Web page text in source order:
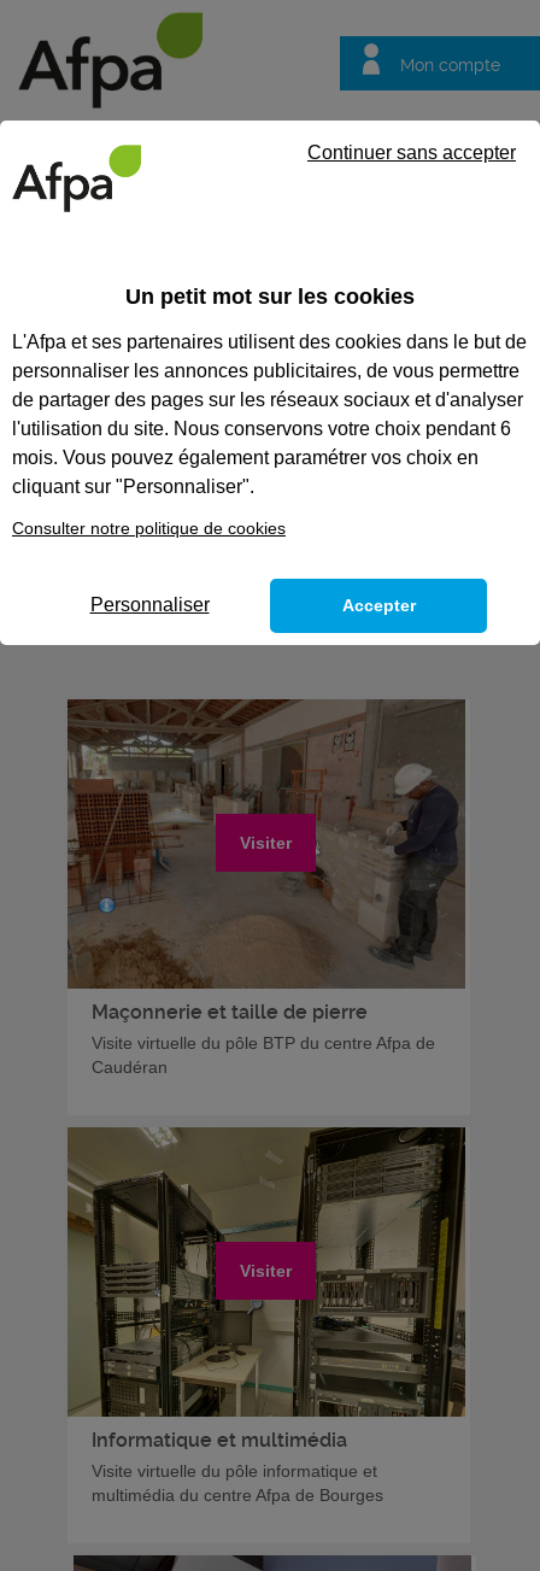
Mon compte
questions
VISITES VIRTUELLES
Recherchez une visite virtuelle
Tout supprimer
Visiter
Maçonnerie et taille de pierre
Visite virtuelle du pôle BTP du centre Afpa de
Caudéran
Visiter
Informatique et multimédia
Visite virtuelle du pôle informatique et
multimédia du centre Afpa de Bourges
Un petit mot sur les cookies
L'Afpa et ses partenaires utilisent des cookies dans le but de
personnaliser les annonces publicitaires, de vous permettre
de partager des pages sur les réseaux sociaux et d'analyser
l'utilisation du site. Nous conservons votre choix pendant 6
mois. Vous pouvez également paramétrer vos choix en
cliquant sur "Personnaliser".
Consulter notre politique de cookies
Continuer sans accepter
Personnaliser Accepter